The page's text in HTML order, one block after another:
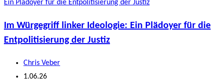
Im Würgegriff linker Ideologie: Ein Plädoyer für die
Entpolitisierung der Justiz
Beitrags-
Autor:
Chris Veber
Beitrag
1.06.26